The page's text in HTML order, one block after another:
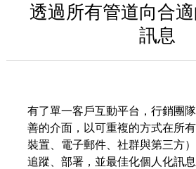
透過所有管道向合
訊息
有了單一客戶互動平台，行銷團
善的介面，以可重複的方式在所
裝置、電子郵件、社群與第三方
追蹤、部署，並最佳化個人化訊息